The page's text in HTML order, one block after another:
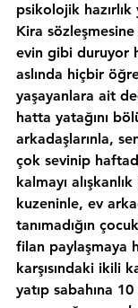
psikolojik hazırlık
Kira
evin gibi duruyor
aslında hiçbir
yaşayanlara ait
hatta yatağını
arkadaşlarınla,
çok sevinip
kalmayı
kuzeninle, ev
tanımadığın
filan paylaşmaya
karşısındaki ikili
yatıp sabahına 10